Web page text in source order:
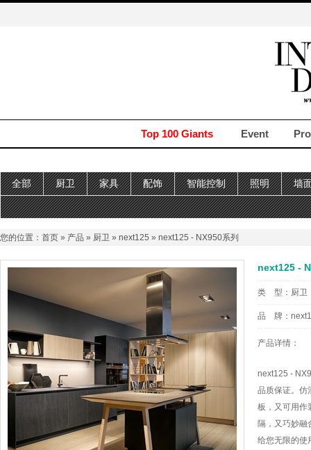
Top 100 Giants Event
全部 厨卫 家具 配饰 智能控制 照明 墙
您的位置： 首页 » 产品 » 厨卫 » next125 » next125 - NX950系列
next125 -
类 型： 厨卫
品 牌：
产品详情：
next125 -
品质保证。仿
板，又可用作
隔，又巧妙融
给您无限的使